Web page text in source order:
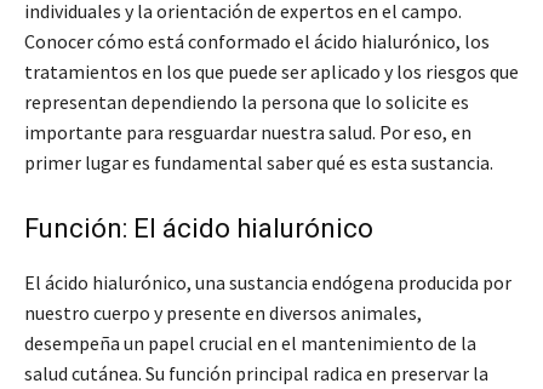
individuales y la orientación de expertos en el campo.
Conocer cómo está conformado el ácido hialurónico, los
tratamientos en los que puede ser aplicado y los riesgos que
representan dependiendo la persona que lo solicite es
importante para resguardar nuestra salud. Por eso, en
primer lugar es fundamental saber qué es esta sustancia.
Función: El ácido hialurónico
El ácido hialurónico, una sustancia endógena producida por
nuestro cuerpo y presente en diversos animales,
desempeña un papel crucial en el mantenimiento de la
salud cutánea. Su función principal radica en preservar la